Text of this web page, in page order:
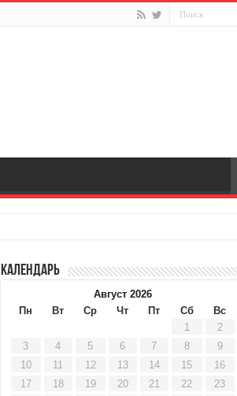
Календарь
Август 2026
Пн
Вт Ср Чт Пт Сб
Вс
1
2
3
4 5 6 7 8
9
10
11 12 13 14 15
16
17
18 19 20 21 22
23